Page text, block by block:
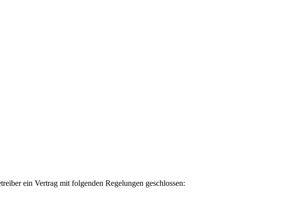
ein Vertrag mit folgenden Regelungen geschlossen: